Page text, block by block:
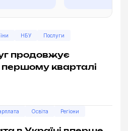
НБУ Послуги
продовжує
першому кварталі
Освіта Регіони